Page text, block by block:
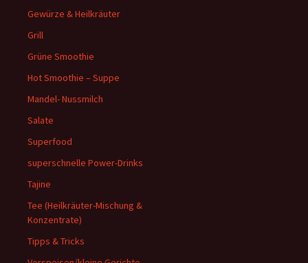
Gewürze & Heilkräuter
Grill
Grüne Smoothie
Hot Smoothie – Suppe
Mandel- Nussmilch
Salate
Superfood
superschnelle Power-Drinks
Tajine
Tee (Heilkräuter-Mischung &
Konzentrate)
Tipps & Tricks